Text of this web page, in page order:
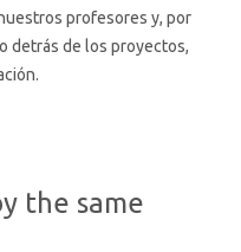
profesores y, por
detrás de los proyectos,
the same